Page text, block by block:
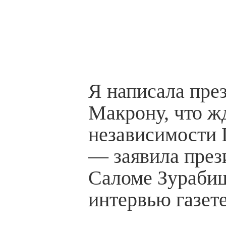
Я написала
Макрону, что
независимости
— заявила
Саломе
интервью